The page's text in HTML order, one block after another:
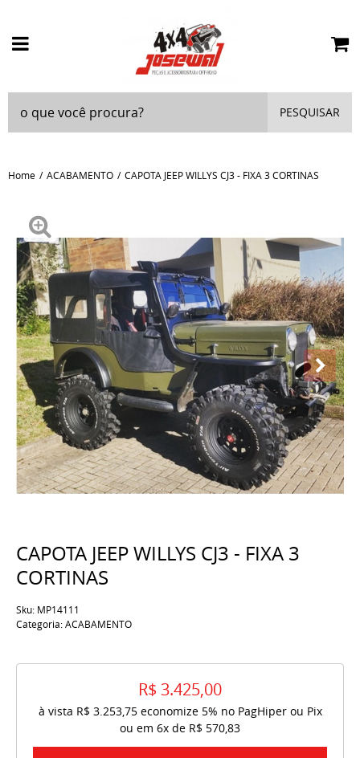
PESQUISAR
Home ACABAMENTO CAPOTA JEEP WILLYS CJ3 - FIXA 3 CORTINAS
CAPOTA JEEP WILLYS CJ3 - FIXA 3
CORTINAS
Sku: MP14111
Categoria:ACABAMENTO
R$ 3.425,00
à vista R$ 3.253,75economize 5% no PagHiper ou Pix
ou em 6x de R$ 570,83